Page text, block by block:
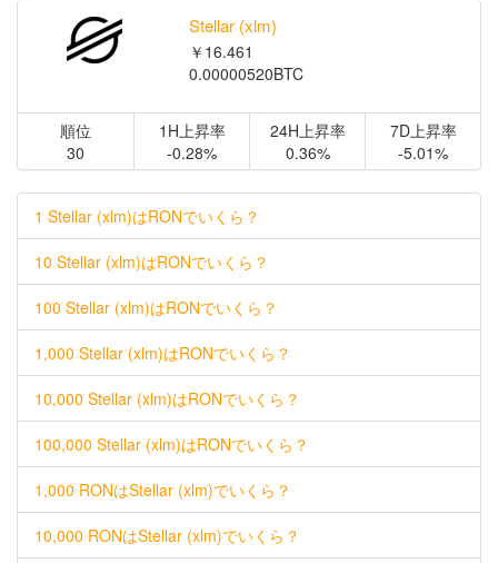
Stellar (xlm)
￥16.461
0.00000520BTC
順位
30
1H上昇率
-0.28%
24H上昇率
0.36%
7D上昇率
-5.01%
1 Stellar (xlm)はRONでいくら？
10 Stellar (xlm)はRONでいくら？
100 Stellar (xlm)はRONでいくら？
1,000 Stellar (xlm)はRONでいくら？
10,000 Stellar (xlm)はRONでいくら？
100,000 Stellar (xlm)はRONでいくら？
1,000 RONはStellar (xlm)でいくら？
10,000 RONはStellar (xlm)でいくら？